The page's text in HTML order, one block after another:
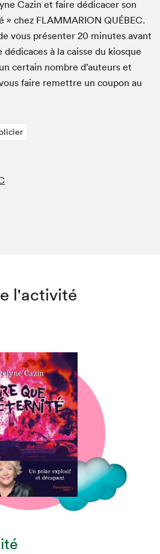
Cazin et faire dédi­cac­er son
» chez FLAM­MAR­I­ON QUÉBEC.
vous présen­ter20 min­utes avant
à la caisse du kiosque
cer­tain nom­bre d’auteurs et
faire remet­tre un coupon au
l'activité